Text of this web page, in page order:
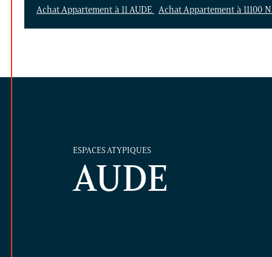
Achat Appartement à 11 AUDE Achat Appartement à 11100
ESPACES ATYPIQUES
AUDE